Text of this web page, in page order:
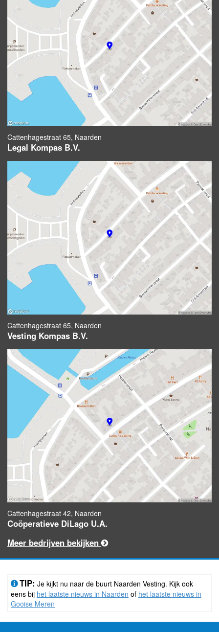
Cattenhagestraat 65, Naarden
Legal Kompas B.V.
Cattenhagestraat 65, Naarden
Vesting Kompas B.V.
Cattenhagestraat 42, Naarden
Coöperatieve DiLago U.A.
Meer bedrijven bekijken
TIP: Je kijkt nu naar de buurt Naarden Vesting. Kijk ook
eens bij het laatste nieuws in Naarden of het laatste nieuws in
Gooise Meren